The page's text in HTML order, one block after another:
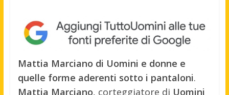
Mattia Marciano di Uomini e donne e
quelle forme aderenti sotto i pantaloni.
Mattia Marciano, corteggiatore di Uomini